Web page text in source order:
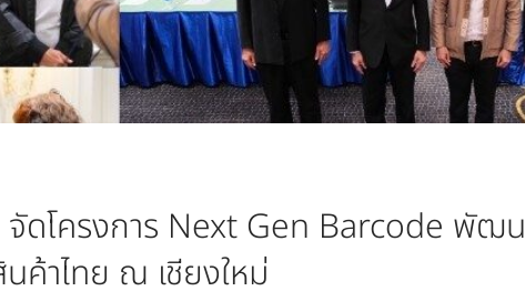
ดโครงการ Next Gen Barcode พัฒ
ค้าไทย ณ เชียงใหม่